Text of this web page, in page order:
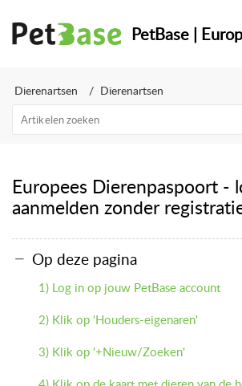
Dierenartsen Dierenartsen
Europees Dierenpaspoort -
aanmelden zonder
Op deze pagina
1) Log in op jouw PetBase account
2) Klik op 'Houders-eigenaren'
3) Klik op '+Nieuw/Zoeken'